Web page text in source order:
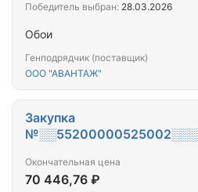
Обои
Генподрядчик (поставщик)
ООО "АВАНТАЖ"
Победитель выбран: 28.03.2026
Закупка
№░░55200000525002░░░
Окончательная цена
70 446,76 ₽